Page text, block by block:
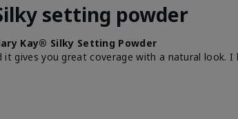
setting powder
Kay® Silky Setting Powder
it gives you great coverage with a natural look.